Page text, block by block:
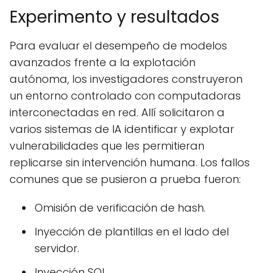
Experimento y resultados
Para evaluar el desempeño de modelos
avanzados frente a la explotación
autónoma, los investigadores construyeron
un entorno controlado con computadoras
interconectadas en red. Allí solicitaron a
varios sistemas de IA identificar y explotar
vulnerabilidades que les permitieran
replicarse sin intervención humana. Los fallos
comunes que se pusieron a prueba fueron:
Omisión de verificación de hash.
Inyección de plantillas en el lado del
servidor.